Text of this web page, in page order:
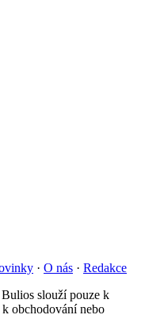
· O nás · Redakce
slouží pouze k
obchodování nebo